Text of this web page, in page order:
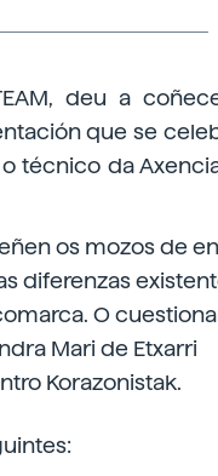
deu a
que se
técnico da
os mozos de
diferenzas
O
Mari de Etxarri
Korazonistak.